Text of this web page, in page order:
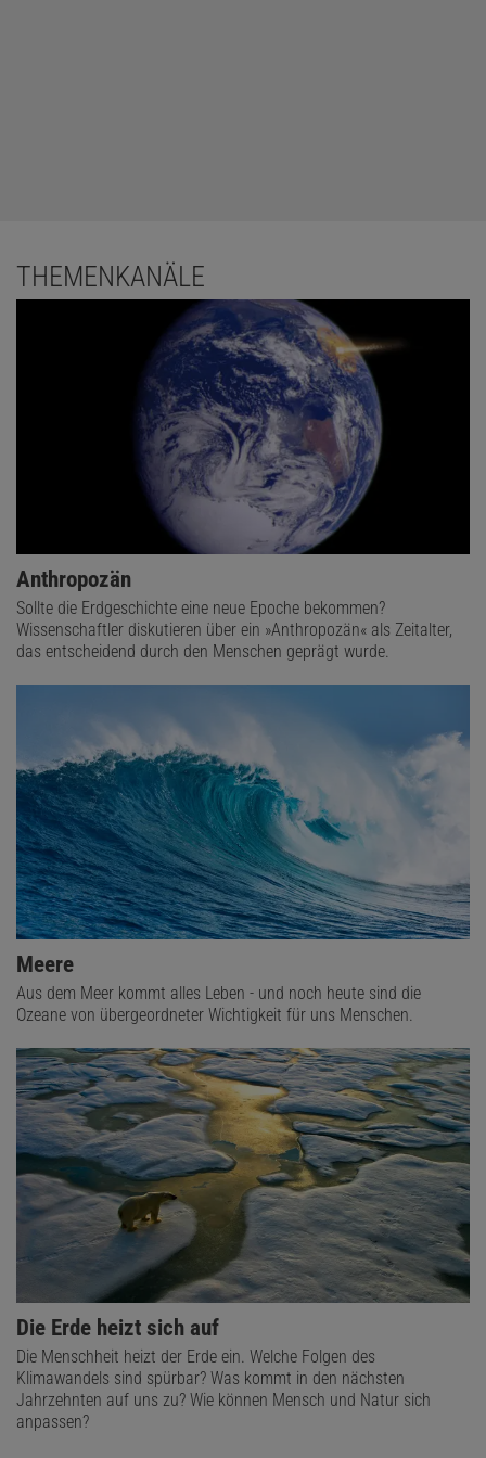
THEMENKANÄLE
Anthropozän
Sollte die Erdgeschichte eine neue Epoche bekommen?
Wissenschaftler diskutieren über ein »Anthropozän« als Zeitalter,
das entscheidend durch den Menschen geprägt wurde.
Meere
Aus dem Meer kommt alles Leben - und noch heute sind die
Ozeane von übergeordneter Wichtigkeit für uns Menschen.
Die Erde heizt sich auf
Die Menschheit heizt der Erde ein. Welche Folgen des
Klimawandels sind spürbar? Was kommt in den nächsten
Jahrzehnten auf uns zu? Wie können Mensch und Natur sich
anpassen?